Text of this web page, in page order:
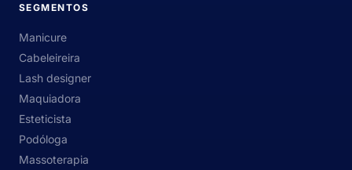
SEGMENTOS
Manicure
Cabeleireira
Lash designer
Maquiadora
Esteticista
Podóloga
Massoterapia